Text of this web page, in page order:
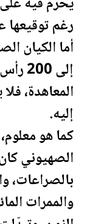
رغم توقيعها
إلى
المعاهدة،
إليه.
كما هو
الصهيوني
بالصراعات،
والممرات